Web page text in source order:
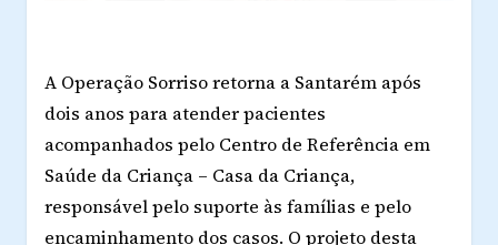
A Operação Sorriso retorna a Santarém após
dois anos para atender pacientes
acompanhados pelo Centro de Referência em
Saúde da Criança – Casa da Criança,
responsável pelo suporte às famílias e pelo
encaminhamento dos casos. O projeto desta